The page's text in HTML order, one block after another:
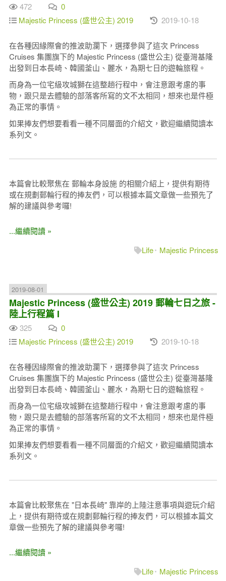
472
0
Majestic Princess (盛世公主) 2019
2019-10-18
在各種因緣際會的推波助瀾下，選擇參與了這次 Princess
Cruises 集團旗下的 Majestic Princess (盛世公主) 從臺灣基隆
出發到日本長崎、韓國釜山、麗水，為期七日的遊輪旅程。
而身為一位宅級攻城獅在這整趟行程中，會注意跟考慮的事
物，跟只是去體驗的部落客所寫的文不太相同，想來也是件極
為正常的事情。
如果捧友們想要看看一種不同層面的介紹文，歡迎繼續閱讀本
系列文。
本篇會比較聚焦在 郵輪本身設施 的相關介紹上，提供有期待
或在規劃郵輪行程的捧友們，可以根據本篇文章做一些預先了
解的建議與參考囉!
...繼續閱讀 »
Life
Majestic Princess
2019-08-01
Majestic Princess (盛世公主) 2019 郵輪七日之旅 -
陸上行程篇 I
325
0
Majestic Princess (盛世公主) 2019
2019-10-18
在各種因緣際會的推波助瀾下，選擇參與了這次 Princess
Cruises 集團旗下的 Majestic Princess (盛世公主) 從臺灣基隆
出發到日本長崎、韓國釜山、麗水，為期七日的遊輪旅程。
而身為一位宅級攻城獅在這整趟行程中，會注意跟考慮的事
物，跟只是去體驗的部落客所寫的文不太相同，想來也是件極
為正常的事情。
如果捧友們想要看看一種不同層面的介紹文，歡迎繼續閱讀本
系列文。
本篇會比較聚焦在 "日本長崎" 靠岸的上陸注意事項與遊玩介紹
上，提供有期待或在規劃郵輪行程的捧友們，可以根據本篇文
章做一些預先了解的建議與參考囉!
...繼續閱讀 »
Life
Majestic Princess